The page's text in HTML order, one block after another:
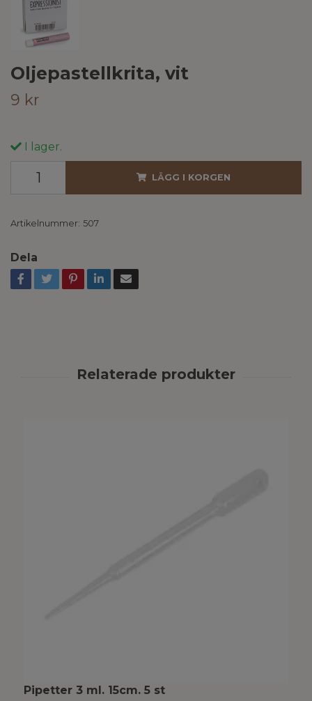
Oljepastellkrita, vit
9 kr
I lager.
LÄGG I KORGEN
Artikelnummer: 507
Dela
Pipetter 3 ml. 15cm. 5 st